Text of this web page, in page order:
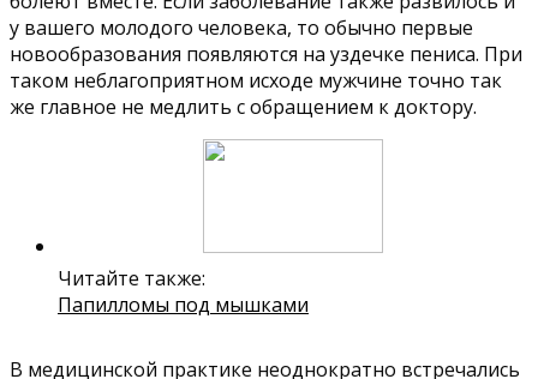
у вашего молодого человека, то обычно первые
новообразования появляются на уздечке пениса. При
таком неблагоприятном исходе мужчине точно так
же главное не медлить с обращением к доктору.
Читайте также:
Папилломы под мышками
В медицинской практике неоднократно встречались